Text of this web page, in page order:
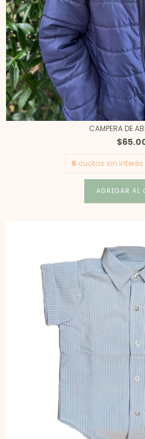
CAMPERA DE
6 cuotas sin interés
AGREGAR AL